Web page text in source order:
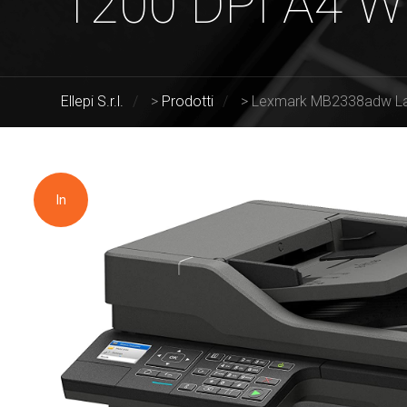
Ellepi S.r.l. > Prodotti > Lexmark MB2338adw
In